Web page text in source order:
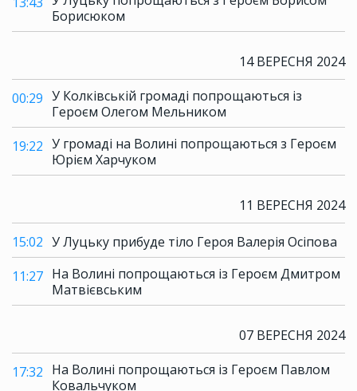
Борисюком
14 ВЕРЕСНЯ 2024
00:29 У Колківській громаді попрощаються із
Героєм Олегом Мельником
19:22 У громаді на Волині попрощаються з Героєм
Юрієм Харчуком
11 ВЕРЕСНЯ 2024
15:02 У Луцьку прибуде тіло Героя Валерія Осіпова
11:27 На Волині попрощаються із Героєм Дмитром
Матвієвським
07 ВЕРЕСНЯ 2024
17:32 На Волині попрощаються із Героєм Павлом
Ковальчуком